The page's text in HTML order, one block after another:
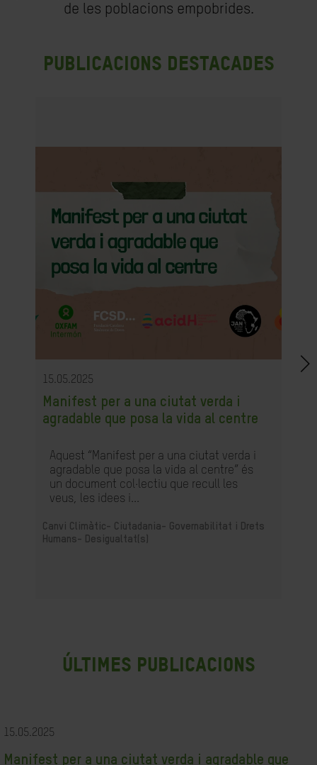
de les poblacions empobrides.
Publicacions destacades
15.05.2025
Manifest per a una ciutat verda i
agradable que posa la vida al centre
Aquest “Manifest per a una ciutat verda i
agradable que posa la vida al centre” és
un document col·lectiu que recull les
veus, les idees i...
Canvi Climàtic-
Ciutadania- Governabilitat i Drets
Humans-
Desigualtat(s)
últimes publicacions
15.05.2025
Manifest per a una ciutat verda i agradable que